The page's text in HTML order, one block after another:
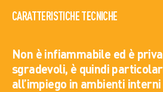
CARATTERISTICHE TECNICHE
Non è infiammabile ed è
sgradevoli, è quindi
all’impiego in ambienti